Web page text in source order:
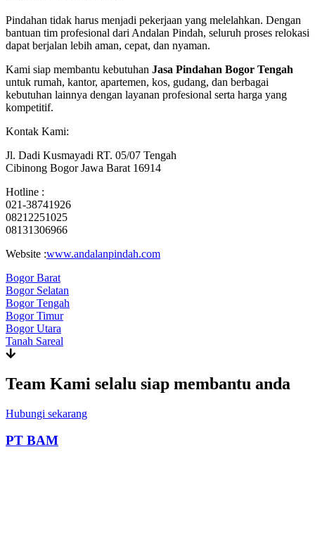
Pindahan tidak harus menjadi pekerjaan yang melelahkan. Dengan
bantuan tim profesional dari Andalan Pindah, seluruh proses relokasi
dapat berjalan lebih aman, cepat, dan nyaman.
Kami siap membantu kebutuhan Jasa Pindahan Bogor Tengah
untuk rumah, kantor, apartemen, kos, gudang, dan berbagai
kebutuhan lainnya dengan layanan profesional serta harga yang
kompetitif.
Kontak Kami:
Jl. Dadi Kusmayadi RT. 05/07 Tengah
Cibinong Bogor Jawa Barat 16914
Hotline :
021-38741926
08212251025
08131306966
Website :www.andalanpindah.com
Bogor Barat
Bogor Selatan
Bogor Tengah
Bogor Timur
Bogor Utara
Tanah Sareal
Team Kami selalu siap membantu anda
Hubungi sekarang
PT BAM